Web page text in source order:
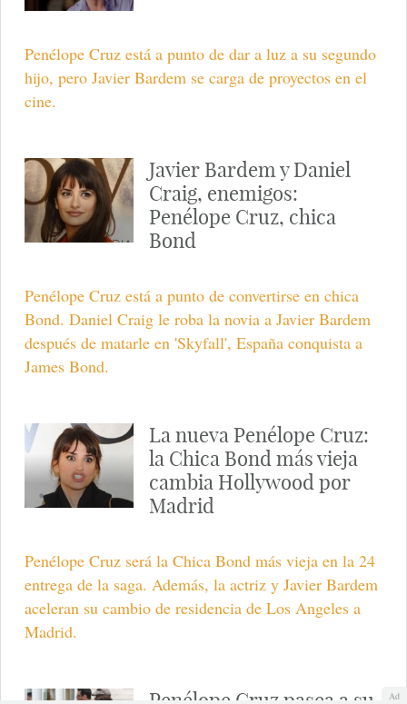
Penélope Cruz está a punto de dar a luz a su segundo
hijo, pero Javier Bardem se carga de proyectos en el
cine.
Javier Bardem y Daniel
Craig, enemigos:
Penélope Cruz, chica
Bond
Penélope Cruz está a punto de convertirse en chica
Bond. Daniel Craig le roba la novia a Javier Bardem
después de matarle en 'Skyfall', España conquista a
James Bond.
La nueva Penélope Cruz:
la Chica Bond más vieja
cambia Hollywood por
Madrid
Penélope Cruz será la Chica Bond más vieja en la 24
entrega de la saga. Además, la actriz y Javier Bardem
aceleran su cambio de residencia de Los Angeles a
Madrid.
Ad